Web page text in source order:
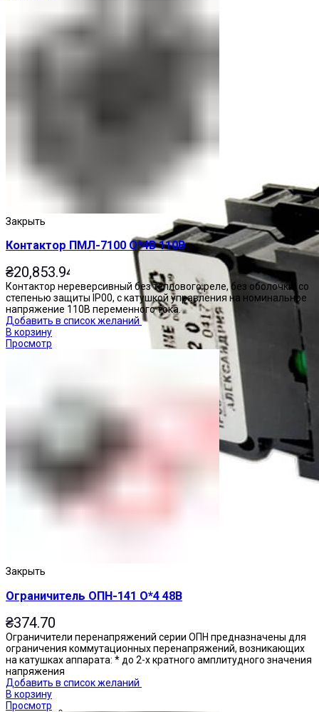
Закрыть
Контактор ПМЛ-7100 О*4В 110В
₴20,853.94
Контактор нереверсивный без теплового реле, без оболочки, со
степенью защиты IP00, с катушкой управления на номинальное
напряжение 110В переменного тока.
Добавить в список желаний
В корзину
Просмотр
Закрыть
Ограничитель ОПН-141 О*4 48В
₴374.70
Ограничители перенапряжений серии ОПН предназначены для
ограничения коммутационных перенапряжений, возникающих
на катушках аппарата: * до 2-х кратного амплитудного значения
напряжения
Добавить в список желаний
В корзину
Просмотр